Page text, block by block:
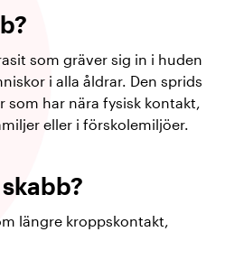
som gräver sig in i huden
i alla åldrar. Den sprids
som har nära fysisk kontakt,
eller i förskolemiljöer.
längre kroppskontakt,